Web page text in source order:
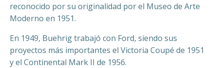
reconocido por su originalidad por el Museo de Arte
Moderno en 1951.
En 1949, Buehrig trabajó con Ford, siendo sus
proyectos más importantes el Victoria Coupé de 1951
y el Continental Mark II de 1956.